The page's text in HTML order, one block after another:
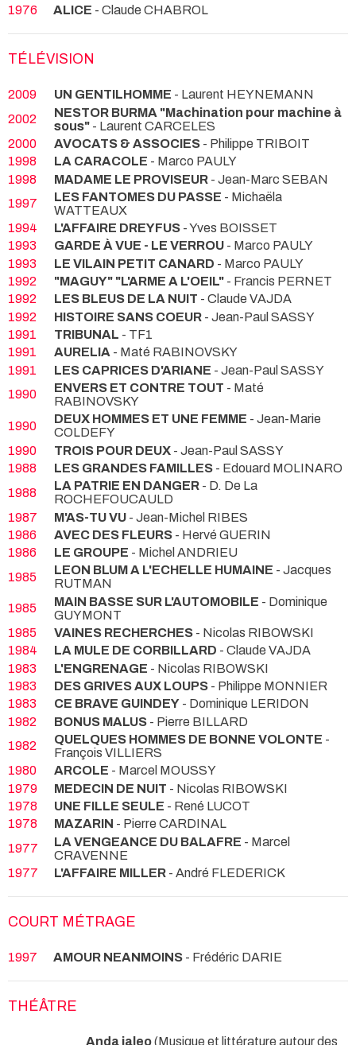
1976
ALICE - Claude CHABROL
TÉLÉVISION
2009 UN GENTILHOMME - Laurent HEYNEMANN
2002
NESTOR BURMA "Machination pour machine à
sous" - Laurent CARCELES
2000
AVOCATS & ASSOCIES - Philippe TRIBOIT
1998
LA CARACOLE - Marco PAULY
1998
MADAME LE PROVISEUR - Jean-Marc SEBAN
1997
LES FANTOMES DU PASSE - Michaëla
WATTEAUX
1994
L'AFFAIRE DREYFUS - Yves BOISSET
1993
GARDE À VUE - LE VERROU - Marco PAULY
1993
LE VILAIN PETIT CANARD - Marco PAULY
1992
"MAGUY" "L'ARME A L'OEIL" - Francis PERNET
1992
LES BLEUS DE LA NUIT - Claude VAJDA
1992
HISTOIRE SANS COEUR - Jean-Paul SASSY
1991
TRIBUNAL - TF1
1991
AURELIA - Maté RABINOVSKY
1991
LES CAPRICES D'ARIANE - Jean-Paul SASSY
1990
ENVERS ET CONTRE TOUT - Maté
RABINOVSKY
1990
DEUX HOMMES ET UNE FEMME - Jean-Marie
COLDEFY
1990
TROIS POUR DEUX - Jean-Paul SASSY
1988
LES GRANDES FAMILLES - Edouard MOLINARO
1988
LA PATRIE EN DANGER - D. De La
ROCHEFOUCAULD
1987
M'AS-TU VU - Jean-Michel RIBES
1986
AVEC DES FLEURS - Hervé GUERIN
1986
LE GROUPE - Michel ANDRIEU
1985
LEON BLUM A L'ECHELLE HUMAINE - Jacques
RUTMAN
1985
MAIN BASSE SUR L'AUTOMOBILE - Dominique
GUYMONT
1985
VAINES RECHERCHES - Nicolas RIBOWSKI
1984
LA MULE DE CORBILLARD - Claude VAJDA
1983
L'ENGRENAGE - Nicolas RIBOWSKI
1983
DES GRIVES AUX LOUPS - Philippe MONNIER
1983
CE BRAVE GUINDEY - Dominique LERIDON
1982
BONUS MALUS - Pierre BILLARD
1982
QUELQUES HOMMES DE BONNE VOLONTE -
François VILLIERS
1980
ARCOLE - Marcel MOUSSY
1979
MEDECIN DE NUIT - Nicolas RIBOWSKI
1978
UNE FILLE SEULE - René LUCOT
1978
MAZARIN - Pierre CARDINAL
1977
LA VENGEANCE DU BALAFRE - Marcel
CRAVENNE
1977
L'AFFAIRE MILLER - André FLEDERICK
COURT MÉTRAGE
1997 AMOUR NEANMOINS - Frédéric DARIE
THÉÂTRE
Anda jaleo(Musique et littérature autour des